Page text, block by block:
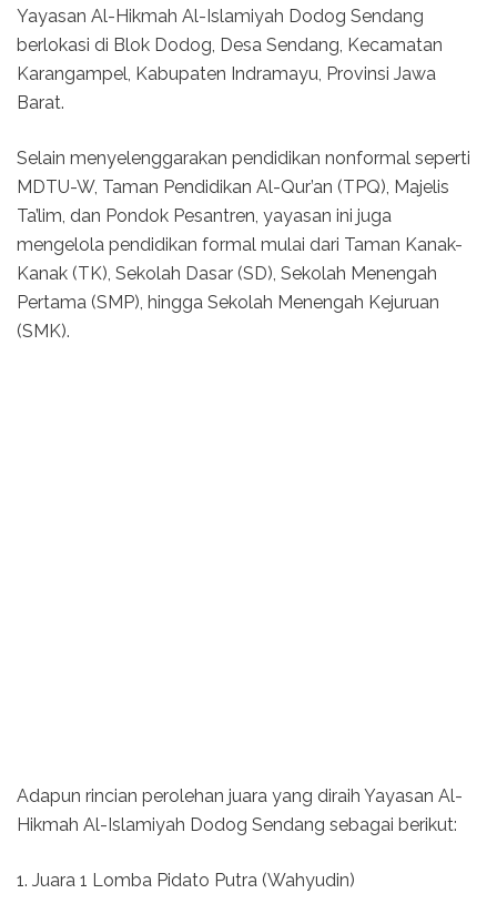
Yayasan Al-Hikmah Al-Islamiyah Dodog Sendang
berlokasi di Blok Dodog, Desa Sendang, Kecamatan
Karangampel, Kabupaten Indramayu, Provinsi Jawa
Barat.
Selain menyelenggarakan pendidikan nonformal seperti
MDTU-W, Taman Pendidikan Al-Qur’an (TPQ), Majelis
Ta’lim, dan Pondok Pesantren, yayasan ini juga
mengelola pendidikan formal mulai dari Taman Kanak-
Kanak (TK), Sekolah Dasar (SD), Sekolah Menengah
Pertama (SMP), hingga Sekolah Menengah Kejuruan
(SMK).
Adapun rincian perolehan juara yang diraih Yayasan Al-
Hikmah Al-Islamiyah Dodog Sendang sebagai berikut:
1. Juara 1 Lomba Pidato Putra (Wahyudin)